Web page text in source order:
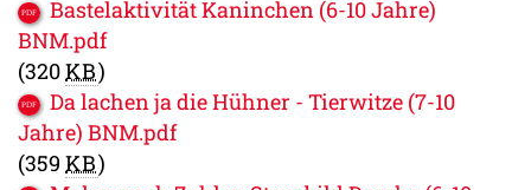
Bastelaktivität Kaninchen (6-10 Jahre)
BNM.pdf
(320KB)
Da lachen ja die Hühner - Tierwitze (7-10
Jahre) BNM.pdf
(359 KB)